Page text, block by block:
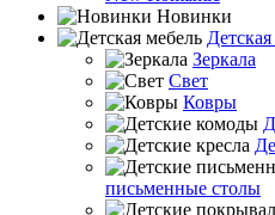
Новинки
Зеркала
Свет
Ковры
письменные столы